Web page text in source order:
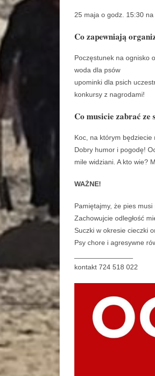
25 maja o godz. 15:30 na
Co zapewniają
Poczęstunek na ognisko
woda dla psów
upominki dla psich
konkursy z nagrodami!
Co musicie zabrać ze
Koc, na którym będziecie
Dobry humor i pogodę!
mile widziani. A kto wie?
WAŻNE!
Pamiętajmy, że pies
Zachowujcie odległość
Suczki w okresie cieczki
Psy chore i agresywne
kontakt 724 518 022